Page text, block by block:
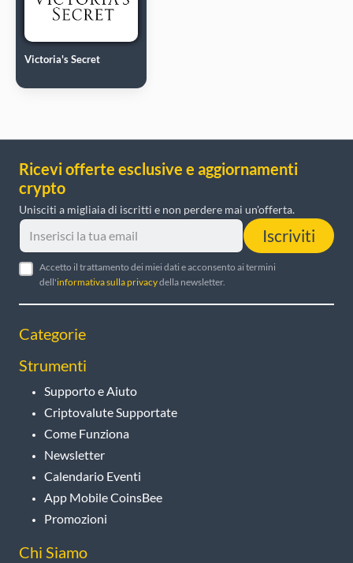
Victoria's Secret
Ricevi offerte esclusive e aggiornamenti
crypto
Unisciti a migliaia di iscritti e non perdere mai un'offerta.
Iscriviti
Accetto il trattamento dei miei dati e acconsento ai termini
dell'informativa sulla privacydella newsletter.
Categorie
Strumenti
Supporto e Aiuto
Criptovalute Supportate
Come Funziona
Newsletter
Calendario Eventi
App Mobile CoinsBee
Promozioni
Chi Siamo